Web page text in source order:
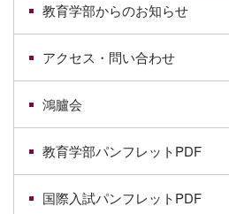
教育学部からのお知らせ
アクセス・問い合わせ
鴻臚会
教育学部パンフレットPDF
国際入試パンフレットPDF